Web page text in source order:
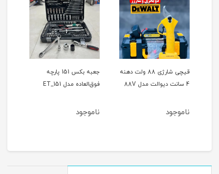
قیچی شارژی 88 ولت دهنه
4 سانت دیوالت مدل 88V
ناموجود
جعبه بکس 151 پارچه
فوق‌العاده مدل ET_151
ناموجود